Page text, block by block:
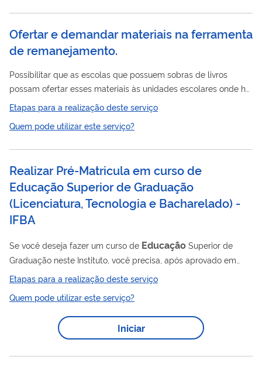
Ofertar e demandar materiais na ferramenta
de remanejamento.
Possibilitar que as escolas que possuem sobras de livros
possam ofertar esses materiais às unidades escolares onde há
falta de materiais, bem como permitir que as escolas
demandem materiais que estejam em falta. Essas ações
propiciam o efetivo aproveitamento dos materiais distribuídos
Etapas para a realização deste serviço
Quem pode utilizar este serviço?
Realizar Pré-Matricula em curso de
Educação Superior de Graduação
(Licenciatura, Tecnologia e Bacharelado) -
IFBA
Se você deseja fazer um curso de Educação Superior de
Graduação neste Instituto, você precisa, após aprovado em
processo seletivo, fazer a pré-matricula no curso escolhido por
meio deste serviço.
Etapas para a realização deste serviço
Quem pode utilizar este serviço?
Iniciar